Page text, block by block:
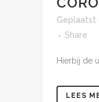
Geplaatst
Share
Hierbij de
LEES